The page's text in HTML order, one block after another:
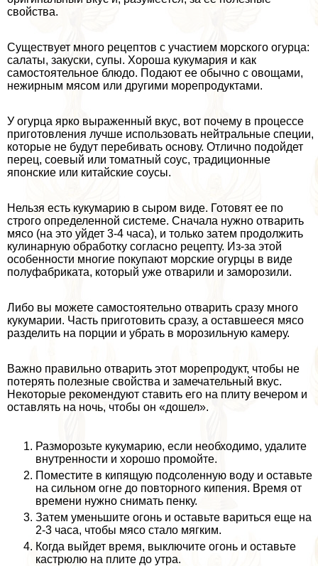
свойства.
Существует много рецептов с участием морского огурца:
салаты, закуски, супы. Хороша кукумария и как
самостоятельное блюдо. Подают ее обычно с овощами,
нежирным мясом или другими морепродуктами.
У огурца ярко выраженный вкус, вот почему в процессе
приготовления лучше использовать нейтральные специи,
которые не будут перебивать основу. Отлично подойдет
перец, соевый или томатный соус, традиционные
японские или китайские соусы.
Нельзя есть кукумарию в сыром виде. Готовят ее по
строго определенной системе. Сначала нужно отварить
мясо (на это уйдет 3-4 часа), и только затем продолжить
кулинарную обработку согласно рецепту. Из-за этой
особенности многие покупают морские огурцы в виде
полуфабриката, который уже отварили и заморозили.
Либо вы можете самостоятельно отварить сразу много
кукумарии. Часть приготовить сразу, а оставшееся мясо
разделить на порции и убрать в морозильную камеру.
Важно правильно отварить этот морепродукт, чтобы не
потерять полезные свойства и замечательный вкус.
Некоторые рекомендуют ставить его на плиту вечером и
оставлять на ночь, чтобы он «дошел».
Разморозьте кукумарию, если необходимо, удалите
внутренности и хорошо промойте.
Поместите в кипящую подсоленную воду и оставьте
на сильном огне до повторного кипения. Время от
времени нужно снимать пенку.
Затем уменьшите огонь и оставьте вариться еще на
2-3 часа, чтобы мясо стало мягким.
Когда выйдет время, выключите огонь и оставьте
кастрюлю на плите до утра.